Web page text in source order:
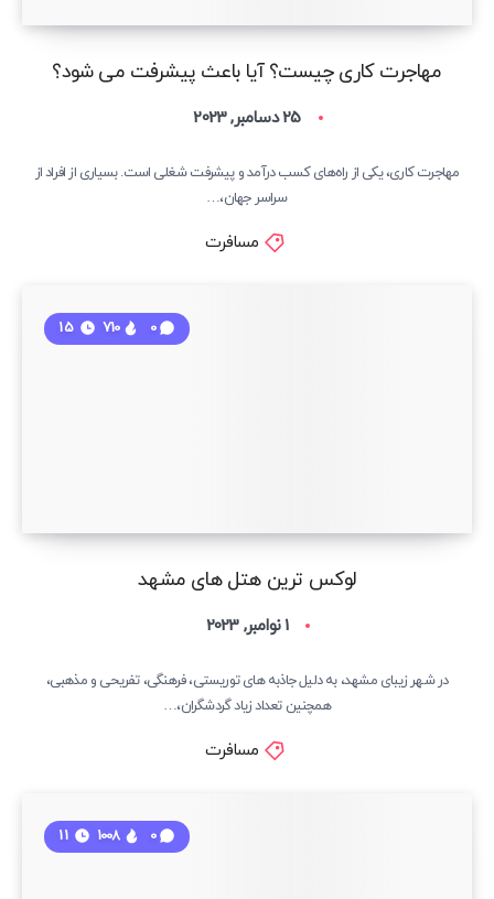
مهاجرت کاری چیست؟ آیا باعث پیشرفت می شود؟
25 دسامبر, 2023
مهاجرت کاری، یکی از راه‌های کسب درآمد و پیشرفت شغلی است. بسیاری از افراد از
سراسر جهان،…
مسافرت
لوکس ترین هتل های مشهد
0
710
1 نوامبر, 2023
در شهر زیبای مشهد، به دلیل جاذبه های توریستی، فرهنگی، تفریحی و مذهبی،
همچنین تعداد زیاد گردشگران،…
مسافرت
0
1008